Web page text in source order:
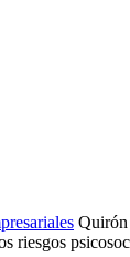
Quirón
riesgos